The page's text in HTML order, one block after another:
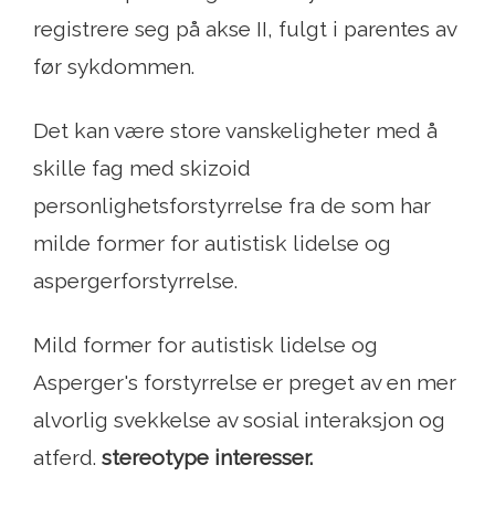
registrere seg på akse II, fulgt i parentes av
før sykdommen.
Det kan være store vanskeligheter med å
skille fag med skizoid
personlighetsforstyrrelse fra de som har
milde former for autistisk lidelse og
aspergerforstyrrelse.
Mild former for autistisk lidelse og
Asperger's forstyrrelse er preget av en mer
alvorlig svekkelse av sosial interaksjon og
atferd. stereotype interesser.